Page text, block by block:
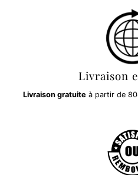
Livraison
Livraison gratuite à partir de